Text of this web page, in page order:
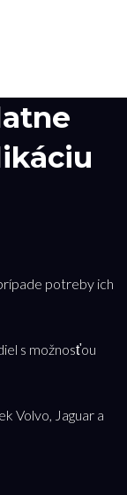
potreby ich
s možnosťou
Volvo, Jaguar a